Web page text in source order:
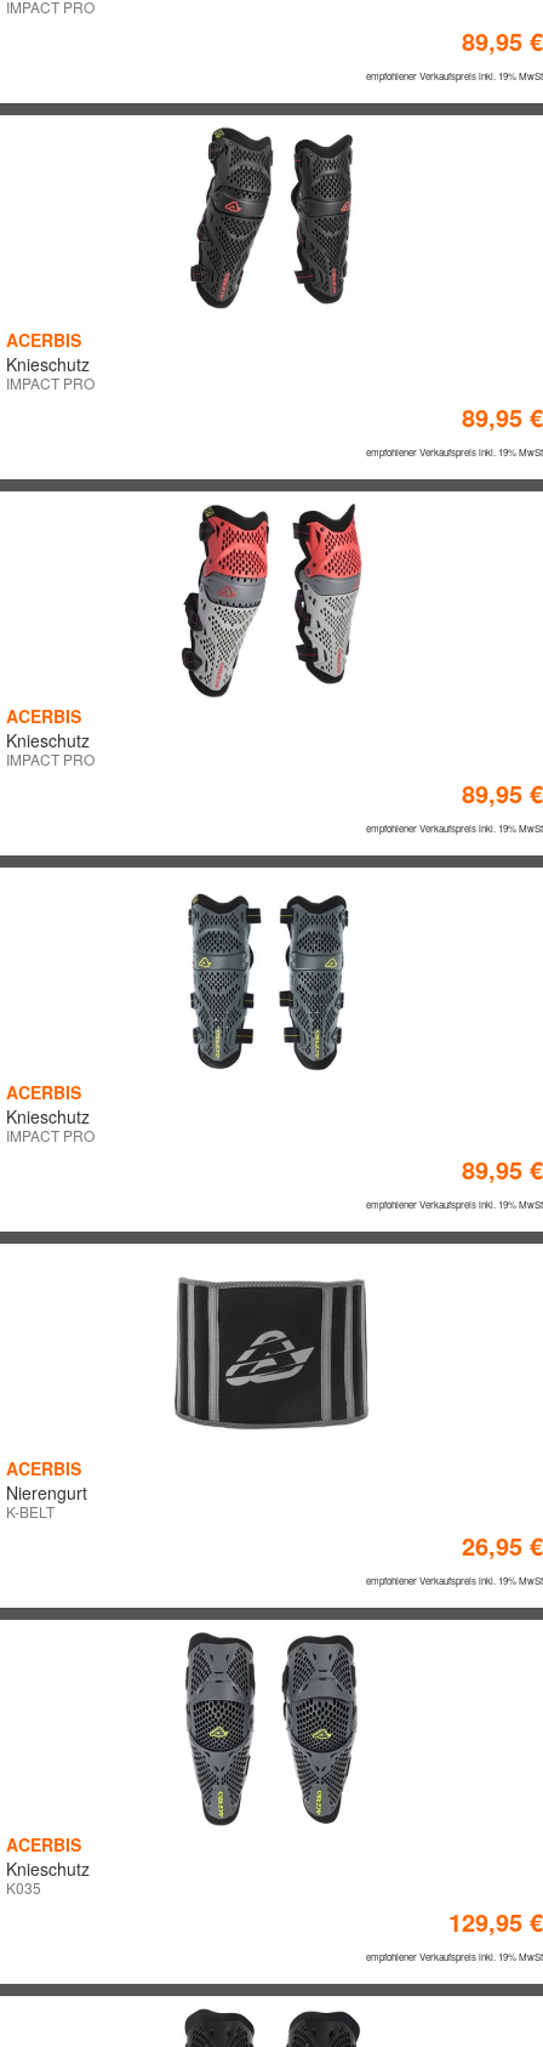
IMPACT PRO
89,95 €
empfohlener Verkaufspreis inkl. 19% MwSt
ACERBIS
Knieschutz
IMPACT PRO
89,95 €
empfohlener Verkaufspreis inkl. 19% MwSt
ACERBIS
Knieschutz
IMPACT PRO
89,95 €
empfohlener Verkaufspreis inkl. 19% MwSt
ACERBIS
Knieschutz
IMPACT PRO
89,95 €
empfohlener Verkaufspreis inkl. 19% MwSt
ACERBIS
Nierengurt
K-BELT
26,95 €
empfohlener Verkaufspreis inkl. 19% MwSt
ACERBIS
Knieschutz
K035
129,95 €
empfohlener Verkaufspreis inkl. 19% MwSt